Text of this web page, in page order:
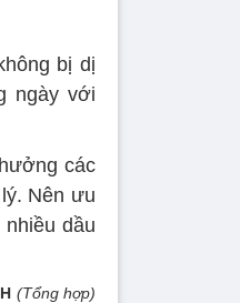
bị dị
ngày với
các
Nên ưu
dầu
(Tổng hợp)